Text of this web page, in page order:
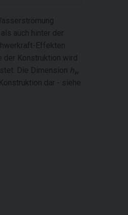
auch hinter der
Effekten
der Konstruktion wird
Die Dimension hw
dar - siehe